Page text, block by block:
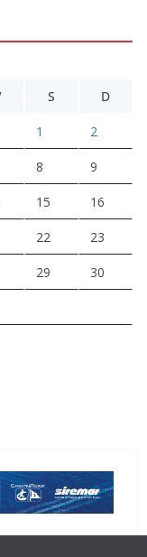
S D
1 2
8 9
15 16
22 23
29 30